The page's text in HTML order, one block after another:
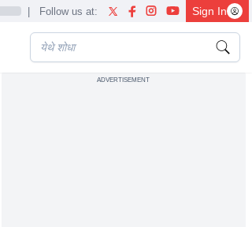
| Follow us at: Sign In
ADVERTISEMENT